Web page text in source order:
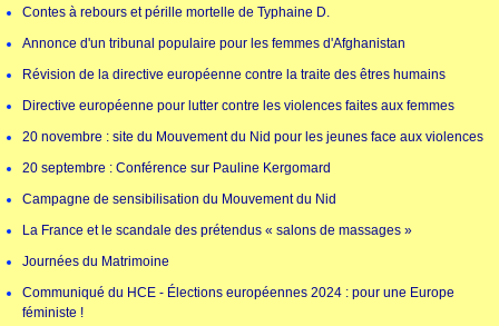
Contes à rebours et pérille mortelle de Typhaine D.
Annonce d'un tribunal populaire pour les femmes d'Afghanistan
Révision de la directive européenne contre la traite des êtres humains
Directive européenne pour lutter contre les violences faites aux femmes
20 novembre : site du Mouvement du Nid pour les jeunes face aux violences
20 septembre : Conférence sur Pauline Kergomard
Campagne de sensibilisation du Mouvement du Nid
La France et le scandale des prétendus « salons de massages »
Journées du Matrimoine
Communiqué du HCE - Élections européennes 2024 : pour une Europe
féministe !